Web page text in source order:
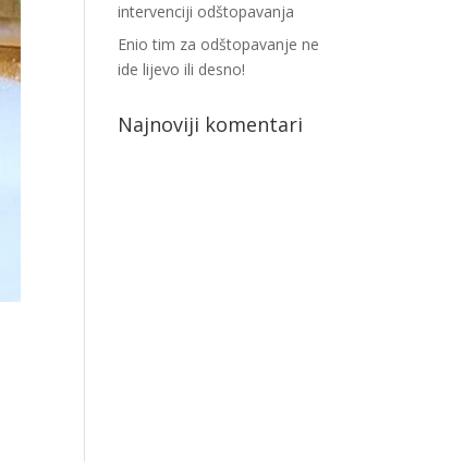
intervenciji odštopavanja
Enio tim za odštopavanje ne
ide lijevo ili desno!
Najnoviji komentari